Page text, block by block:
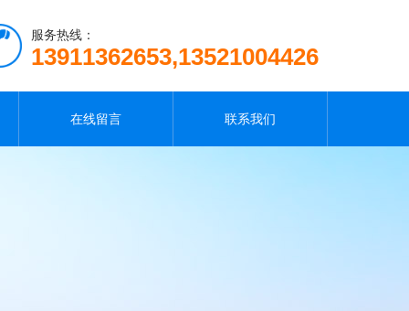
服务热线：
13911362653,13521004426
在线留言 联系我们